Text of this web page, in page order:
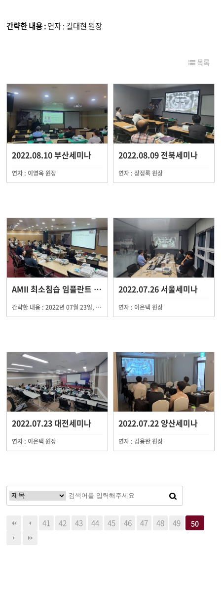
간략한 내용 :연자 : 길대현 원장
목록
2022.08.10 부산세미나
연자 : 이영욱 원장
2022.08.09 전북세미나
연자 : 장정록 원장
AMII 최소침습 임플란트 제65기 연수 수료
간략한 내용 : 2022년 07월 23일, 24일 총 2일에 걸쳐 AMII 최소침습 임플란트 제65기 연수회가 AMII 서울(구로) 임상교육원 외 지역임상교육원에서 진행되었습니다.
2022.07.26 서울세미나
연자 : 이은택 원장
2022.07.23 대전세미나
연자 : 이은택 원장
2022.07.22 양산세미나
연자 : 김용완 원장
41 42 43 44 45 46 47 48 49 50